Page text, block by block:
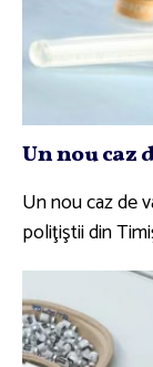
Un nou caz
Un nou caz de
poliţiştii din